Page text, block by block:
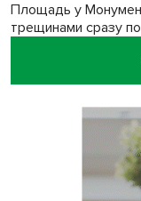
Площадь у
трещинами сразу